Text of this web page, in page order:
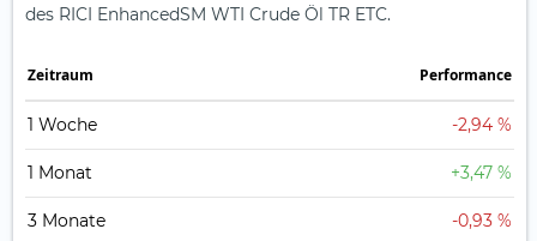
des RICI EnhancedSM WTI Crude Öl TR ETC.
Zeit­raum Perfor­mance
1 Woche -2,94 %
1 Monat +3,47 %
3 Monate -0,93 %